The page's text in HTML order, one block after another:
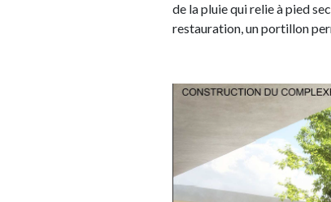
de la pluie qui relie à pied
restauration, un portillon